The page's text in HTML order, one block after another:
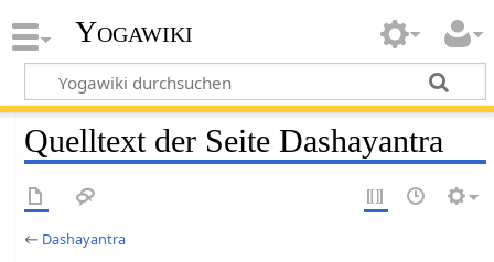
Yogawiki
Quelltext der Seite Dashayantra
← Dashayantra